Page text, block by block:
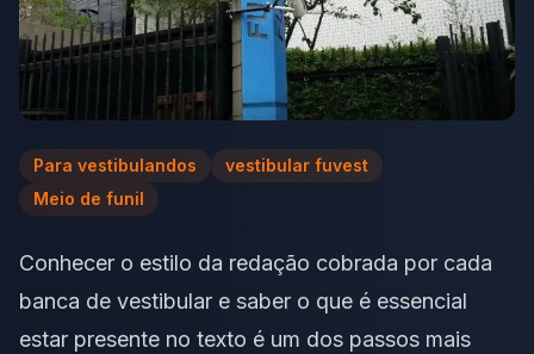
Para vestibulandos
vestibular fuvest
Meio de funil
Conhecer o estilo da redação cobrada por cada
banca de vestibular e saber o que é essencial
estar presente no texto é um dos passos mais